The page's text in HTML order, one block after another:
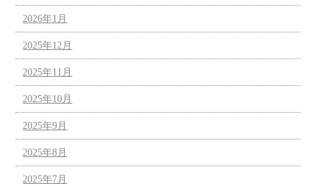
2026年1月
2025年12月
2025年11月
2025年10月
2025年9月
2025年8月
2025年7月